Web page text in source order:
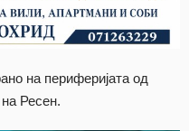
на периферијата од
Ресен.